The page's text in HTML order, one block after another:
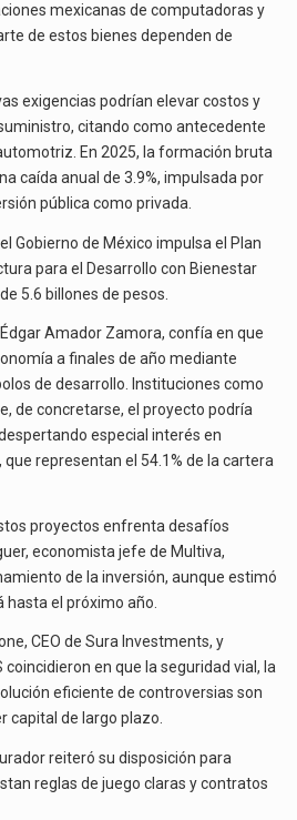
mexicanas de computadoras y
de estos bienes dependen de
exigencias podrían elevar costos y
citando como antecedente
En 2025, la formación bruta
caída anual de 3.9%, impulsada por
pública como privada.
Gobierno de México impulsa el Plan
para el Desarrollo con Bienestar
5.6 billones de pesos.
Amador Zamora, confía en que
a finales de año mediante
de desarrollo. Instituciones como
de concretarse, el proyecto podría
especial interés en
representan el 54.1% de la cartera
proyectos enfrenta desafíos
economista jefe de Multiva,
de la inversión, aunque estimó
el próximo año.
CEO de Sura Investments, y
en que la seguridad vial, la
eficiente de controversias son
capital de largo plazo.
reiteró su disposición para
reglas de juego claras y contratos